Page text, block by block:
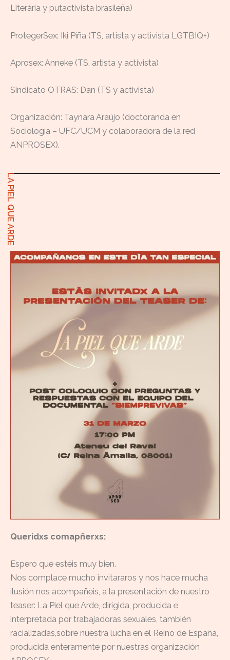
Literária y putactivista brasileña)
ProtegerSex: Iki Piña (TS, artista y activista LGTBIQ+)
Aprosex: Anneke (TS, artista y activista)
Sindicato OTRAS: Dan (TS y activista)
Organización: Taynara Araújo (doctoranda en
Sociología – UFC/UCM y colaboradora de la red
ANPROSEX).
LA PIEL QUE ARDE
Queridxs comapñerxs:
Espero que estéis muy bien.
Nos complace mucho invitararos y nos hace mucha
ilusión nos acompañeis, a la presentación de nuestro
teaser: La Piel que Arde, dirigida, producida e
interpretada por trabajadoras sexuales, también
racializadas,sobre nuestra lucha en el Reino de España,
producida enteramente por nuestras organización